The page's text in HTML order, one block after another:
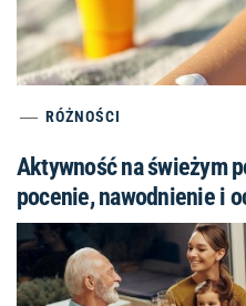
RÓŻNOŚCI
Aktywność na świeżym
pocenie, nawodnienie i